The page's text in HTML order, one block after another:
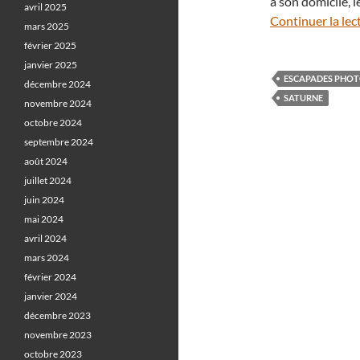
Continuer la
ESCAPADES
SATURNE
avril 2025
mars 2025
février 2025
janvier 2025
décembre 2024
novembre 2024
octobre 2024
septembre 2024
août 2024
juillet 2024
juin 2024
mai 2024
avril 2024
mars 2024
février 2024
janvier 2024
décembre 2023
novembre 2023
octobre 2023